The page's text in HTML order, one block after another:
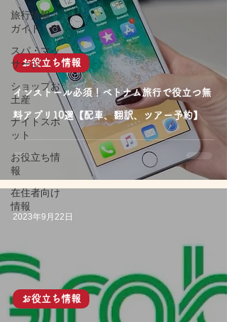
旅行情報・
ガイド
スパ・マッ
サージ
ショップお
土産
ナイトスポ
ット
お役立ち情
報
在住者向け
情報
インストール必須！ベトナム旅行で役立つ無
料アプリ10選【配車、翻訳、ツアー予約】
お役立ち情報
お役立ち情報
2023年9月22日